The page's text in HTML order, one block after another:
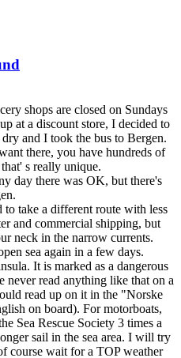
shops are closed on Sundays
at a discount store, I decided to
and I took the bus to Bergen.
there, you have hundreds of
s really unique.
day there was OK, but there's
take a different route with less
and commercial shipping, but
neck in the narrow currents.
sea again in a few days.
It is marked as a dangerous
never read anything like that on a
read up on it in the "Norske
on board). For motorboats,
Sea Rescue Society 3 times a
sail in the sea area. I will try
course wait for a TOP weather